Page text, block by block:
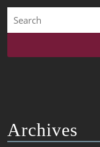
for:
Archives